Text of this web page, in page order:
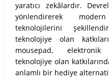
yaratıcı zekâlardır.
yönlendirerek
teknolojilerini
teknolojiye olan
mousepad,
teknolojiye olan
anlamlı bir hediye